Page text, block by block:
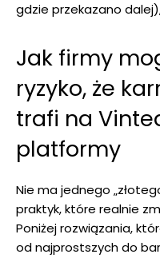
gdzie przekazano
Jak firmy
ryzyko, że
trafi na
platformy
Nie ma jednego
praktyk, które realnie
Poniżej rozwiązania,
od najprostszych do